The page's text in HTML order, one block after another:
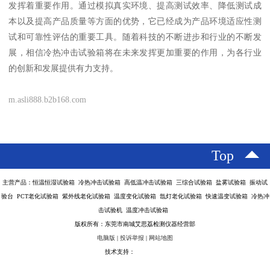
发挥着重要作用。通过模拟真实环境、提高测试效率、降低测试成
本以及提高产品质量等方面的优势，它已经成为产品环境适应性测
试和可靠性评估的重要工具。随着科技的不断进步和行业的不断发
展，相信冷热冲击试验箱将在未来发挥更加重要的作用，为各行业
的创新和发展提供有力支持。
m.asli888.b2b168.com
Top
主营产品：恒温恒湿试验箱 冷热冲击试验箱 高低温冲击试验箱 三综合试验箱 盐雾试验箱 振动试
验台 PCT老化试验箱 紫外线老化试验箱 温度变化试验箱 氙灯老化试验箱 快速温变试验箱 冷热冲
击试验机 温度冲击试验箱
版权所有：东莞市南城艾思荔检测仪器经营部
电脑版 | 投诉举报 | 网站地图
技术支持：